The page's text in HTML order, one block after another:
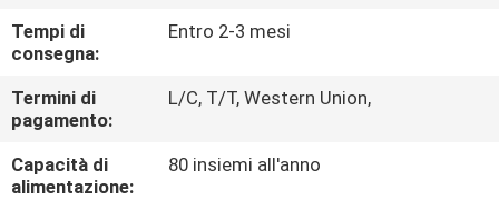
CONTATTACI
NOTIZIE
CASI
Tempi di
consegna:
Entro 2-3 mesi
Termini di
pagamento:
L/C, T/T, Western Union,
Capacità di
alimentazione:
80 insiemi all'anno